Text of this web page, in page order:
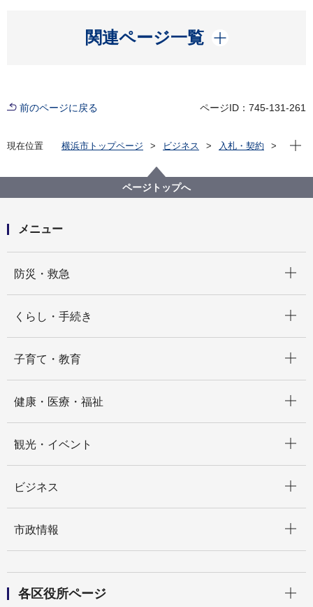
関連ページ一覧
開く
前のページに戻る ページID：745-131-261
現在位置 横浜市トップページ ビジネス
入札・契約
【公募型指名競争入札】ＭＣＡ無線機バッテリパック
交換及び点検並びに設定変更作業（68台）業務委託
現在
ページトップへ
メニュー
防災・救急
くらし・手続き
子育て・教育
健康・医療・福祉
観光・イベント
ビジネス
市政情報
各区役所ページ